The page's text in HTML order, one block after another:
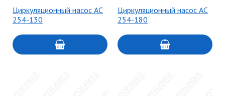
Циркуляционный насос AC
254-130
Циркуляционный насос AC
254-180